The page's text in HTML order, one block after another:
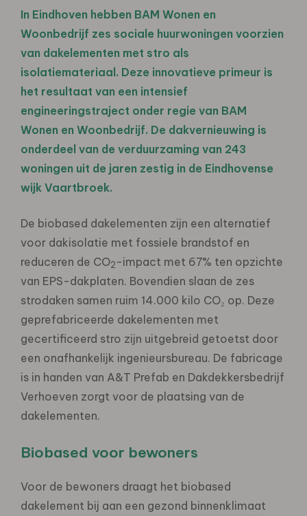
In Eindhoven hebben BAM Wonen en
Woonbedrijf zes sociale huurwoningen voorzien
van dakelementen met stro als
isolatiemateriaal. Deze innovatieve primeur is
het resultaat van een intensief
engineeringstraject onder regie van BAM
Wonen en Woonbedrijf. De dakvernieuwing is
onderdeel van de verduurzaming van 243
woningen uit de jaren zestig in de Eindhovense
wijk Vaartbroek.
De biobased dakelementen zijn een alternatief
voor dakisolatie met fossiele brandstof en
reduceren de CO2 -impact met 67% ten opzichte
van EPS-dakplaten. Bovendien slaan de zes
strodaken samen ruim 14.000 kilo CO₂ op. Deze
geprefabriceerde dakelementen met
gecertificeerd stro zijn uitgebreid getoetst door
een onafhankelijk ingenieursbureau. De fabricage
is in handen van A&T Prefab en Dakdekkersbedrijf
Verhoeven zorgt voor de plaatsing van de
dakelementen.
Biobased voor bewoners
Voor de bewoners draagt het biobased
dakelement bij aan een gezond binnenklimaat